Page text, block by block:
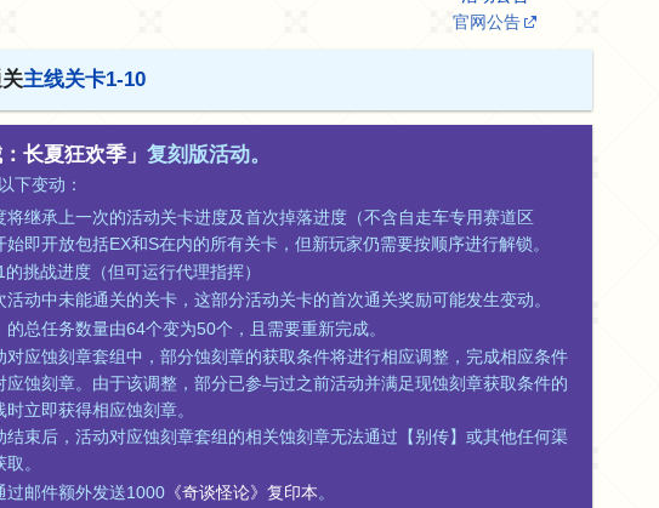
官网公告
主线关卡1-10
：长夏狂欢季」 复刻版活动。
下变动：
将继承上一次的活动关卡进度及首次掉落进度（不含自走车专用赛道区
始即开放包括EX和S在内的所有关卡，但新玩家仍需要按顺序进行解锁。
挑战进度（但可运行代理指挥）
活动中未能通关的关卡，这部分活动关卡的首次通关奖励可能发生变动。
的总任务数量由64个变为50个，且需要重新完成。
对应蚀刻章套组中，部分蚀刻章的获取条件将进行相应调整，完成相应条件
应蚀刻章。由于该调整，部分已参与过之前活动并满足现蚀刻章获取条件的
立即获得相应蚀刻章。
结束后，活动对应蚀刻章套组的相关蚀刻章无法通过【别传】或其他任何渠
。
过邮件额外发送1000 《奇谈怪论》复印本。